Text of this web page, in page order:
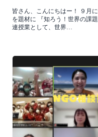
皆さん、こんにちはー！ ９月
を題材に 『知ろう！世界の課
連授業として、世界…